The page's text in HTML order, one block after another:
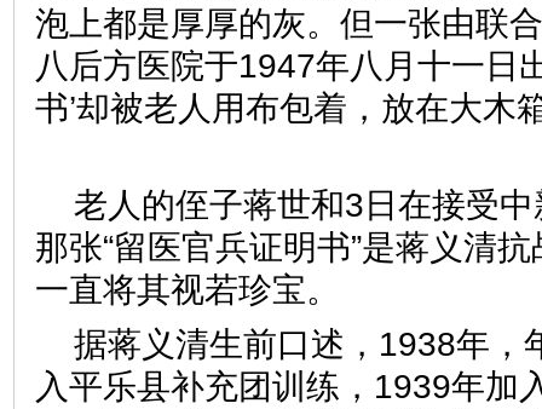
泡上都是厚厚的灰。但一张由联
八后方医院于1947年八月十一日
书’却被老人用布包着，放在大木
老人的侄子蒋世和3日在接受
那张“留医官兵证明书”是蒋义清
一直将其视若珍宝。
据蒋义清生前口述，1938年，
入平乐县补充团训练，1939年加